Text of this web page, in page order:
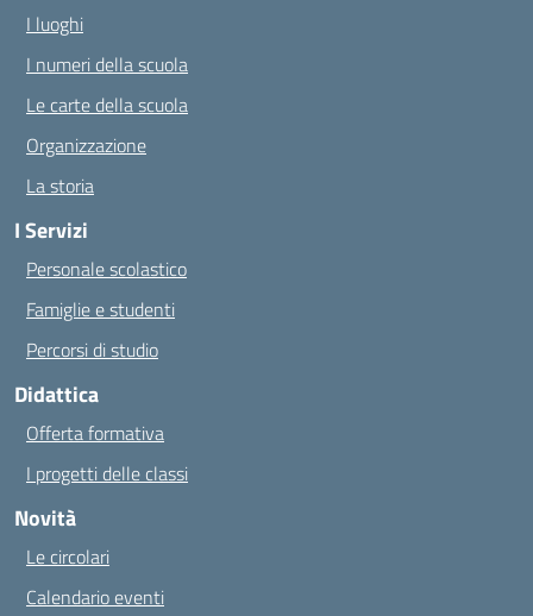
I luoghi
I numeri della scuola
Le carte della scuola
Organizzazione
La storia
I Servizi
Personale scolastico
Famiglie e studenti
Percorsi di studio
Didattica
Offerta formativa
I progetti delle classi
Novità
Le circolari
Calendario eventi